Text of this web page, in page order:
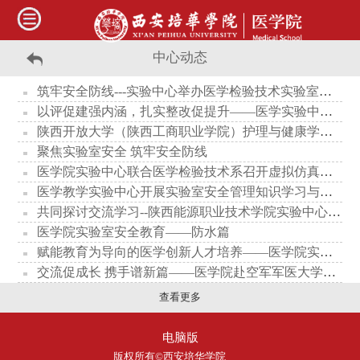
中心动态
筑牢安全防线---实验中心举办医学检验技术实验室安全专题培训会
以评促建强内涵，扎实整改促提升——医学实验中心全面深入推进本科教育教学审核评估整改工作
陕西开放大学（陕西工商职业学院）护理与健康学院院长史永博、书记刘建中一行来我校调研交流
聚焦实验室安全 筑牢安全防线
医学院实验中心联合医学检验技术系召开虚拟仿真实验项目培训
医学教学实验中心开展实验室安全管理知识学习与节前实验室安全会议
共同探讨交流学习--陕西能源职业技术学院实验中心来访交流
医学院实验室安全教育——防水篇
赋能教育为导向的医学创新人才培养——医学院实验中心举办学术讲座
交流促成长 携手谱新篇——医学院赴空军军医大学调研学习
查看更多
电脑版
版权所有©西安培华学院